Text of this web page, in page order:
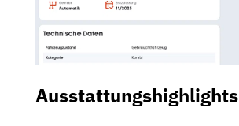
Ausstattungshighlights